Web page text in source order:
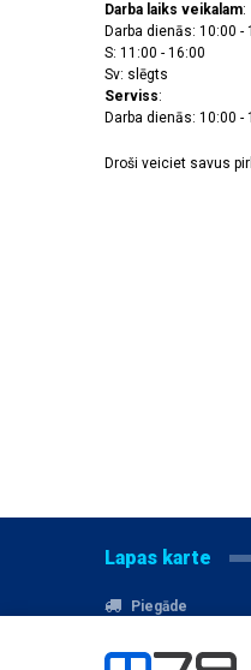
Darba laiks veikalam:
Darba dienās: 10:00 -
S: 11:00 - 16:00
Sv: slēgts
Serviss:
Darba dienās: 10:00 -
Droši veiciet savus
Lapas karte
Piegāde
Akcijas